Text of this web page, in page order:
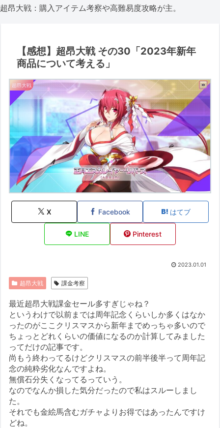
超昂大戦：購入アイテム考察や高難易度攻略が主。
【感想】超昂大戦 その30「2023年新年
商品について考える」
超昂大戦
X Facebook はてブ
LINE Pinterest
2023.01.01
超昂大戦 課金考察
最近超昂大戦課金セール多すぎじゃね？
というわけで以前までは周年記念くらいしか多くはなか
ったのがここクリスマスから新年までめっちゃ多いので
ちょっとどれくらいの価値になるのか計算してみました
ってだけの記事です。
尚もう終わってるけどクリスマスの前半後半って周年記
念の純粋劣化なんですよね。
無償石分失くなってるっていう。
なのでなんか損した気分だったので私はスルーしまし
た。
それでも金絵馬含むガチャよりお得ではあったんですけ
どね。